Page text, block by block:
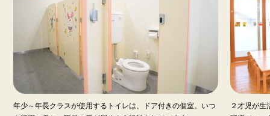
年少～年長クラスが使用するトイレは、ドア付きの個室。いつ
２才児が生